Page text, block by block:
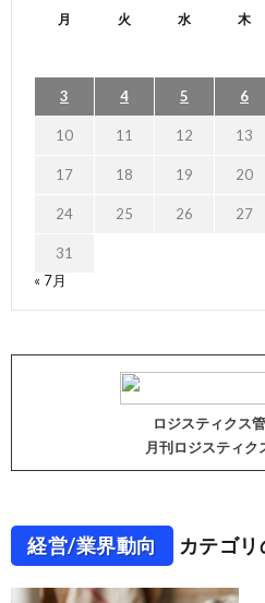
月 火 水 木
3 4 5 6
10 11 12 13
17 18 19 20
24 25 26 27
31
« 7月
ロジスティクス
月刊ロジスティク
経営/業界動向 カテゴ